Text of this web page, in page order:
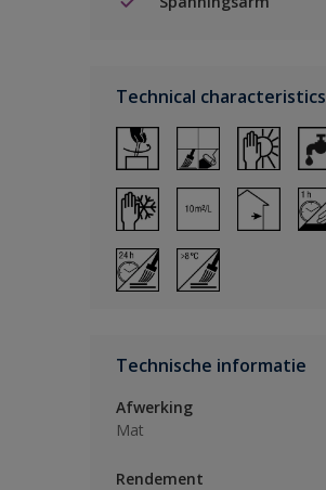
Technical characteristics
Technische informatie
Afwerking
Mat
Rendement